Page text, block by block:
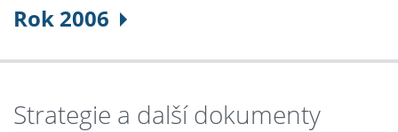
Rok 2006
Strategie a další dokumenty